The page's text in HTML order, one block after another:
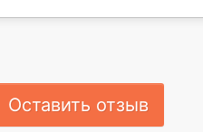
Оставить отзыв